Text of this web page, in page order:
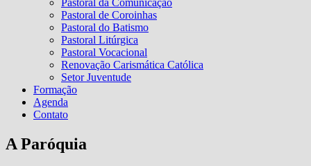
Pastoral de Coroinhas
Pastoral do Batismo
Pastoral Litúrgica
Pastoral Vocacional
Renovação Carismática Católica
Setor Juventude
Formação
Agenda
Contato
A Paróquia